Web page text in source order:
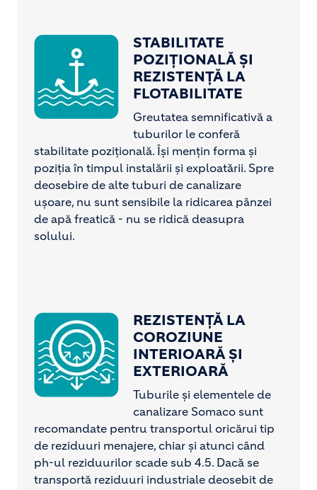
Image
STABILITATE
POZIȚIONALĂ ȘI
REZISTENȚĂ LA
FLOTABILITATE
Greutatea semnificativă a
tuburilor le conferă
stabilitate pozițională. Își mențin forma și
poziția în timpul instalării și exploatării. Spre
deosebire de alte tuburi de canalizare
ușoare, nu sunt sensibile la ridicarea pânzei
de apă freatică - nu se ridică deasupra
solului.
Image
REZISTENȚĂ LA
COROZIUNE
INTERIOARĂ ȘI
EXTERIOARĂ
Tuburile și elementele de
canalizare Somaco sunt
recomandate pentru transportul oricărui tip
de reziduuri menajere, chiar și atunci când
ph-ul reziduurilor scade sub 4.5. Dacă se
transportă reziduuri industriale deosebit de